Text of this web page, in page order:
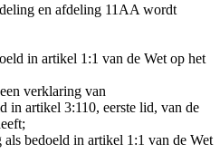
en afdeling 11AA wordt
in artikel 1:1 van de Wet op het
verklaring van
in artikel 3:110, eerste lid, van de
als bedoeld in artikel 1:1 van de Wet